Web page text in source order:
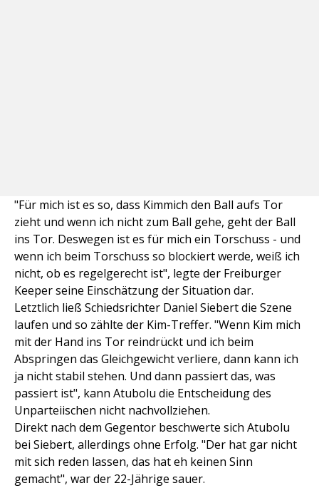
"Für mich ist es so, dass Kimmich den Ball aufs Tor
zieht und wenn ich nicht zum Ball gehe, geht der Ball
ins Tor. Deswegen ist es für mich ein Torschuss - und
wenn ich beim Torschuss so blockiert werde, weiß ich
nicht, ob es regelgerecht ist", legte der Freiburger
Keeper seine Einschätzung der Situation dar.
Letztlich ließ Schiedsrichter Daniel Siebert die Szene
laufen und so zählte der Kim-Treffer. "Wenn Kim mich
mit der Hand ins Tor reindrückt und ich beim
Abspringen das Gleichgewicht verliere, dann kann ich
ja nicht stabil stehen. Und dann passiert das, was
passiert ist", kann Atubolu die Entscheidung des
Unparteiischen nicht nachvollziehen.
Direkt nach dem Gegentor beschwerte sich Atubolu
bei Siebert, allerdings ohne Erfolg. "Der hat gar nicht
mit sich reden lassen, das hat eh keinen Sinn
gemacht", war der 22-Jährige sauer.